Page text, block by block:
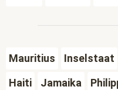
Mauritius Inselstaat
Haiti
Jamaika